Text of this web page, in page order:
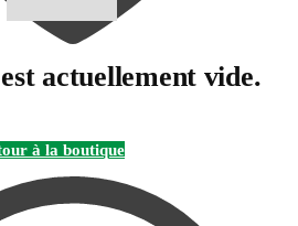
actuellement vide.
à la boutique